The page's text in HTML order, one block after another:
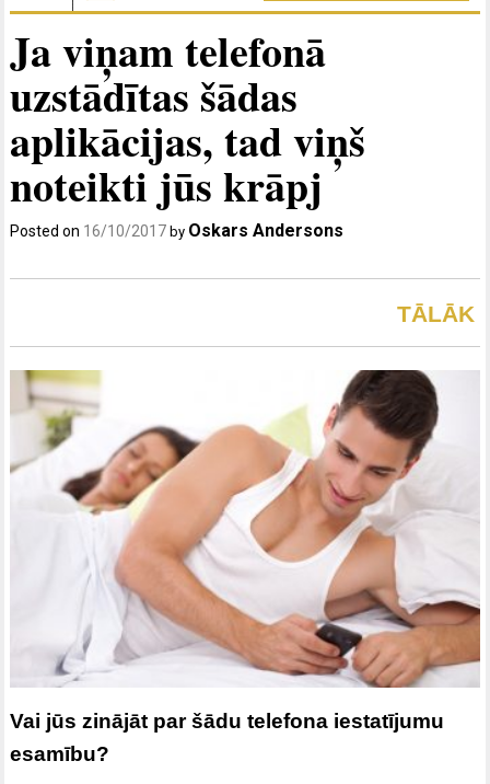
Ja viņam telefonā
uzstādītas šādas
aplikācijas, tad viņš
noteikti jūs krāpj
Posted on 16/10/2017 by Oskars Andersons
TĀLĀK
Vai jūs zinājāt par šādu telefona iestatījumu
esamību?